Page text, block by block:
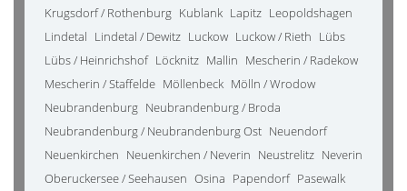
Krugsdorf / Rothenburg Kublank Lapitz Leopoldshagen
Lindetal Lindetal / Dewitz Luckow Luckow / Rieth Lübs
Lübs / Heinrichshof Löcknitz Mallin Mescherin / Radekow
Mescherin / Staffelde Möllenbeck Mölln / Wrodow
Neubrandenburg Neubrandenburg / Broda
Neubrandenburg / Neubrandenburg Ost Neuendorf
Neuenkirchen Neuenkirchen / Neverin Neustrelitz Neverin
Oberuckersee / Seehausen Osina Papendorf Pasewalk